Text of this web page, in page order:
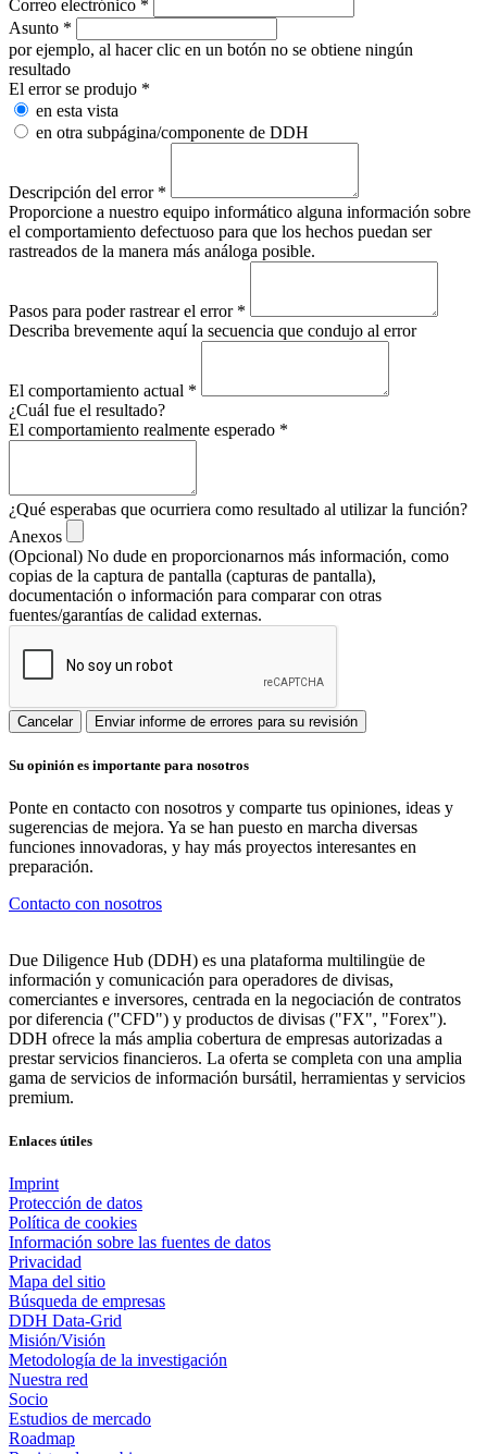
Correo electrónico *
Asunto *
por ejemplo, al hacer clic en un botón no se obtiene ningún
resultado
El error se produjo *
en esta vista
en otra subpágina/componente de DDH
Descripción del error *
Proporcione a nuestro equipo informático alguna información sobre
el comportamiento defectuoso para que los hechos puedan ser
rastreados de la manera más análoga posible.
Pasos para poder rastrear el error *
Describa brevemente aquí la secuencia que condujo al error
El comportamiento actual *
¿Cuál fue el resultado?
El comportamiento realmente esperado *
¿Qué esperabas que ocurriera como resultado al utilizar la función?
Anexos
(Opcional) No dude en proporcionarnos más información, como
copias de la captura de pantalla (capturas de pantalla),
documentación o información para comparar con otras
fuentes/garantías de calidad externas.
Cancelar Enviar informe de errores para su revisión
Su opinión es importante para nosotros
Ponte en contacto con nosotros y comparte tus opiniones, ideas y
sugerencias de mejora. Ya se han puesto en marcha diversas
funciones innovadoras, y hay más proyectos interesantes en
preparación.
Contacto con nosotros
Due Diligence Hub (DDH) es una plataforma multilingüe de
información y comunicación para operadores de divisas,
comerciantes e inversores, centrada en la negociación de contratos
por diferencia ("CFD") y productos de divisas ("FX", "Forex").
DDH ofrece la más amplia cobertura de empresas autorizadas a
prestar servicios financieros. La oferta se completa con una amplia
gama de servicios de información bursátil, herramientas y servicios
premium.
Enlaces útiles
Imprint
Protección de datos
Política de cookies
Información sobre las fuentes de datos
Privacidad
Mapa del sitio
Búsqueda de empresas
DDH Data-Grid
Misión/Visión
Metodología de la investigación
Nuestra red
Socio
Estudios de mercado
Roadmap